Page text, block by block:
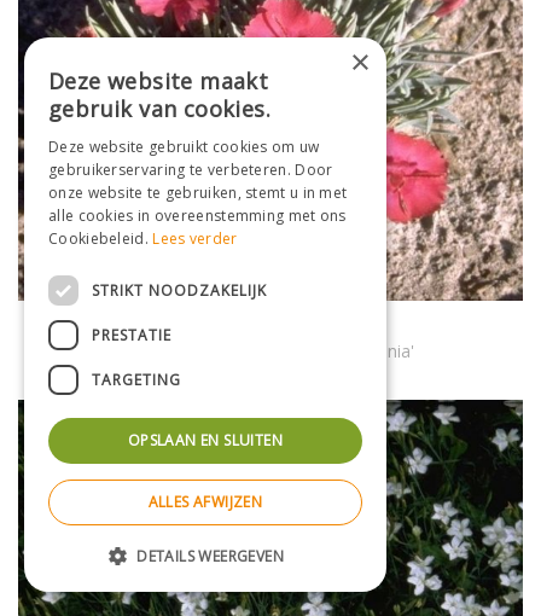
Dianthus gratianopolitanus 'Badenia'
×
Deze website maakt
gebruik van cookies.
Deze website gebruikt cookies om uw
gebruikerservaring te verbeteren. Door
onze website te gebruiken, stemt u in met
alle cookies in overeenstemming met ons
Cookiebeleid.Lees verder
STRIKT NOODZAKELIJK
PRESTATIE
TARGETING
OPSLAAN EN SLUITEN
ALLES AFWIJZEN
DETAILS WEERGEVEN